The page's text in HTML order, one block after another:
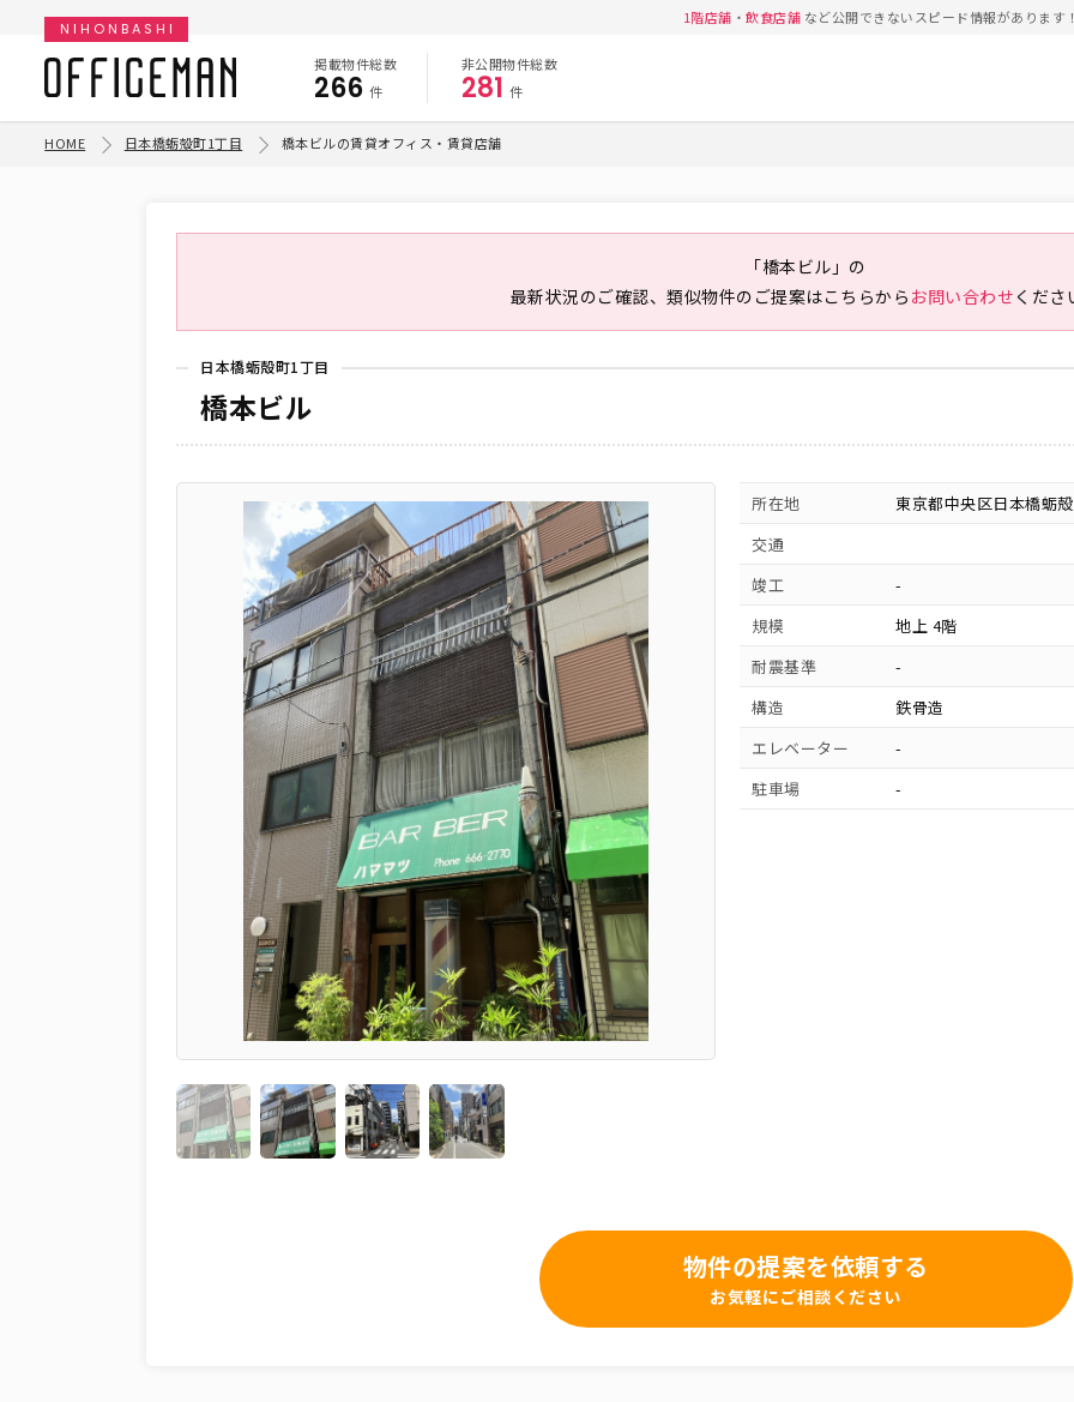
1階店舗 ・飲食店舗 など公開できないスピード情報がありま
NIHONBASHI
掲載物件総数
266 件
非公開物件総数
281 件
HOME 日本橋蛎殻町1丁目 橋本ビルの賃貸オフィス・賃貸店舗
「橋本ビル」の
最新状況のご確認、類似物件のご提案はこちらから お問い合わせ くださ
日本橋蛎殻町1丁目
橋本ビル
所在地
東京都中央区日本橋蛎
交通
竣工
-
規模
地上 4階
耐震基準
-
構造
鉄骨造
エレベーター
-
駐車場
-
物件の提案を依頼する
お気軽にご相談ください